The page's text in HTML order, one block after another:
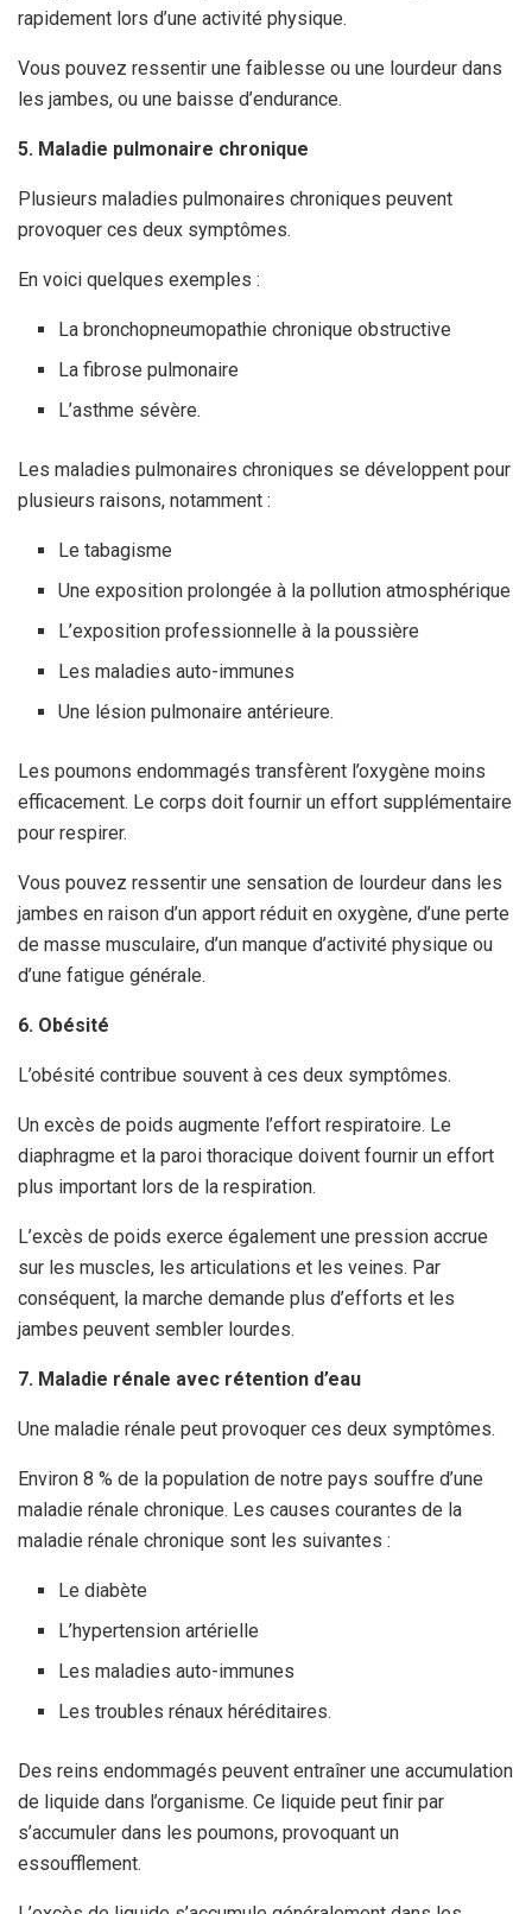
rapidement lors d’une activité physique.
Vous pouvez ressentir une faiblesse ou une lourdeur dans
les jambes, ou une baisse d’endurance.
5. Maladie pulmonaire chronique
Plusieurs maladies pulmonaires chroniques peuvent
provoquer ces deux symptômes.
En voici quelques exemples :
La bronchopneumopathie chronique obstructive
La fibrose pulmonaire
L’asthme sévère.
Les maladies pulmonaires chroniques se développent pour
plusieurs raisons, notamment :
Le tabagisme
Une exposition prolongée à la pollution atmosphérique
L’exposition professionnelle à la poussière
Les maladies auto-immunes
Une lésion pulmonaire antérieure.
Les poumons endommagés transfèrent l’oxygène moins
efficacement. Le corps doit fournir un effort supplémentaire
pour respirer.
Vous pouvez ressentir une sensation de lourdeur dans les
jambes en raison d’un apport réduit en oxygène, d’une perte
de masse musculaire, d’un manque d’activité physique ou
d’une fatigue générale.
6. Obésité
L’obésité contribue souvent à ces deux symptômes.
Un excès de poids augmente l’effort respiratoire. Le
diaphragme et la paroi thoracique doivent fournir un effort
plus important lors de la respiration.
L’excès de poids exerce également une pression accrue
sur les muscles, les articulations et les veines. Par
conséquent, la marche demande plus d’efforts et les
jambes peuvent sembler lourdes.
7. Maladie rénale avec rétention d’eau
Une maladie rénale peut provoquer ces deux symptômes.
Environ 8 % de la population de notre pays souffre d’une
maladie rénale chronique. Les causes courantes de la
maladie rénale chronique sont les suivantes :
Le diabète
L’hypertension artérielle
Les maladies auto-immunes
Les troubles rénaux héréditaires.
Des reins endommagés peuvent entraîner une accumulation
de liquide dans l’organisme. Ce liquide peut finir par
s’accumuler dans les poumons, provoquant un
essoufflement.